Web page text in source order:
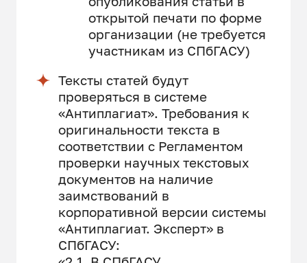
открытой печати по форме
организации (не требуется
участникам из СПбГАСУ)
Тексты статей будут
проверяться в системе
«Антиплагиат». Требования к
оригинальности текста в
соответствии с Регламентом
проверки научных текстовых
документов на наличие
заимствований в
корпоративной версии системы
«Антиплагиат. Эксперт» в
СПбГАСУ: